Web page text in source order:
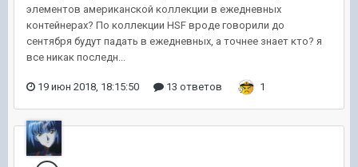
элементов американской коллекции в ежедневных
контейнерах? По коллекции HSF вроде говорили до
сентября будут падать в ежедневных, а точнее знает кто? я
все никак последн...
19 июн 2018, 18:15:50 13 ответов 1